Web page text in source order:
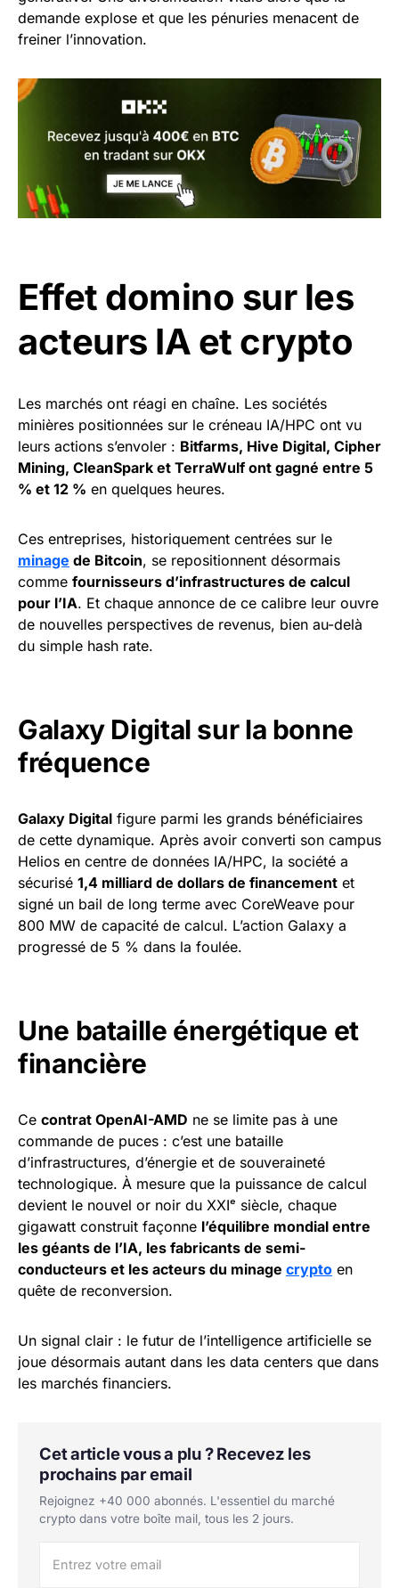
demande explose et que les pénuries menacent de
freiner l’innovation.
Effet domino sur les
acteurs IA et crypto
Les marchés ont réagi en chaîne. Les sociétés
minières positionnées sur le créneau IA/HPC ont vu
leurs actions s’envoler : Bitfarms, Hive Digital, Cipher
Mining, CleanSpark et TerraWulf ont gagné entre 5
% et 12 % en quelques heures.
Ces entreprises, historiquement centrées sur le
minage de Bitcoin, se repositionnent désormais
comme fournisseurs d’infrastructures de calcul
pour l’IA. Et chaque annonce de ce calibre leur ouvre
de nouvelles perspectives de revenus, bien au-delà
du simple hash rate.
Galaxy Digital sur la bonne
fréquence
Galaxy Digital figure parmi les grands bénéficiaires
de cette dynamique. Après avoir converti son campus
Helios en centre de données IA/HPC, la société a
sécurisé 1,4 milliard de dollars de financement et
signé un bail de long terme avec CoreWeave pour
800 MW de capacité de calcul. L’action Galaxy a
progressé de 5 % dans la foulée.
Une bataille énergétique et
financière
Ce contrat OpenAI-AMD ne se limite pas à une
commande de puces : c’est une bataille
d’infrastructures, d’énergie et de souveraineté
technologique. À mesure que la puissance de calcul
devient le nouvel or noir du XXIᵉ siècle, chaque
gigawatt construit façonne l’équilibre mondial entre
les géants de l’IA, les fabricants de semi-
conducteurs et les acteurs du minage crypto en
quête de reconversion.
Un signal clair : le futur de l’intelligence artificielle se
joue désormais autant dans les data centers que dans
les marchés financiers.
Cet article vous a plu ? Recevez les
prochains par email
Rejoignez +40 000 abonnés. L'essentiel du marché
crypto dans votre boîte mail, tous les 2 jours.